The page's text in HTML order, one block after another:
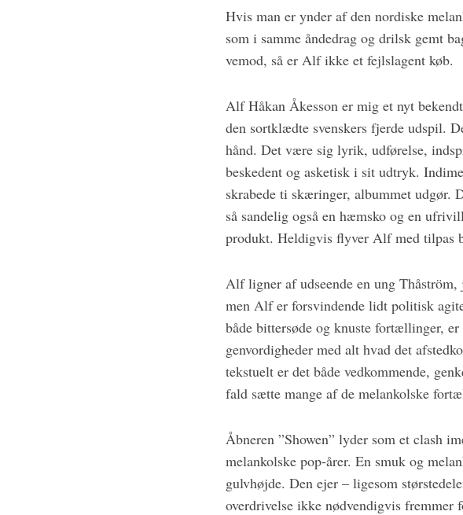
Hvis man er ynder af den nordiske
som i samme åndedrag og drilsk gemt
vemod, så er Alf ikke et fejlslagent køb.
Alf Håkan Åkesson er mig et nyt
den sortklædte svenskers fjerde udspil.
hånd. Det være sig lyrik, udførelse,
beskedent og asketisk i sit udtryk.
skrabede ti skæringer, albummet udgør.
så sandelig også en hæmsko og en
produkt. Heldigvis flyver Alf med tilpas
Alf ligner af udseende en ung Thåström,
men Alf er forsvindende lidt politisk
både bittersøde og knuste fortællinger,
genvordigheder med alt hvad det
tekstuelt er det både vedkommende,
fald sætte mange af de melankolske
Åbneren ”Showen” lyder som et clash
melankolske pop-årer. En smuk og
gulvhøjde. Den ejer – ligesom
overdrivelse ikke nødvendigvis fremmer